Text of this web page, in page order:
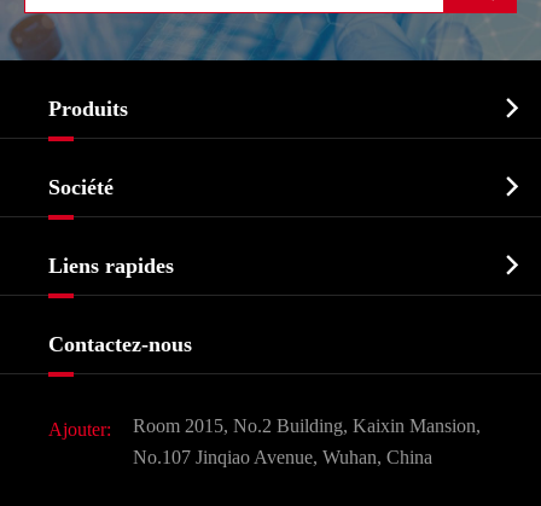
Produits 
Biochimique
Produits agrochimiques et intermédiaires
Ingrédients cosmétiques
Saveurs et parfums
Société 
Liens rapides 
Contactez-nous
Ajouter:
Room 2015, No.2 Building, Kaixin Mansion,
No.107 Jinqiao Avenue, Wuhan, China